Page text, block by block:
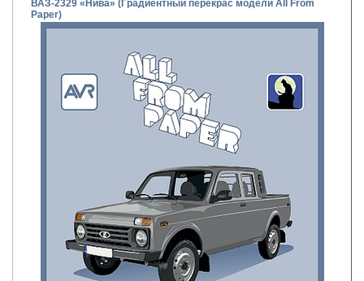
ВАЗ-2329 «Нива» (Градиентный перекрас модели All From
Paper)